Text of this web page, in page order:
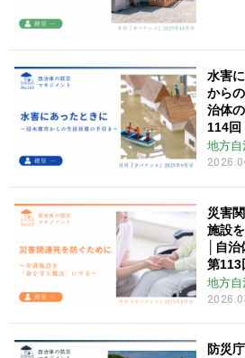
水害
から
治体
114回
地方
災害
施設
│自
第113
地方
防災